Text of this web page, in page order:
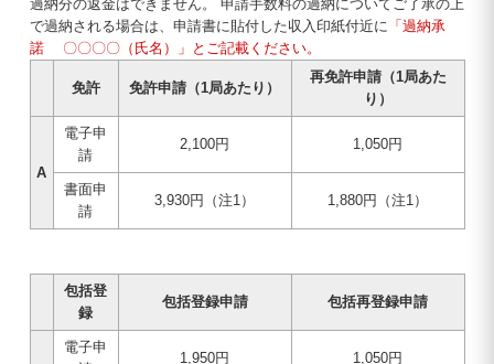
過納分の返金はできません。 申請手数料の過納についてご了承の上
で過納される場合は、申請書に貼付した収入印紙付近に 「過納承
諾 〇〇〇〇（氏名）」とご記載ください。
免許 免許申請（1局あたり）
再免許申請（1局あた
り）
A
電子申
請
2,100円 1,050円
書面申
請
3,930円（注1） 1,880円（注1）
包括登
録
包括登録申請 包括再登録申請
電子申
1,950円 1,050円